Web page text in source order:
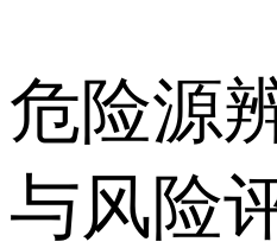
危险源
与风险